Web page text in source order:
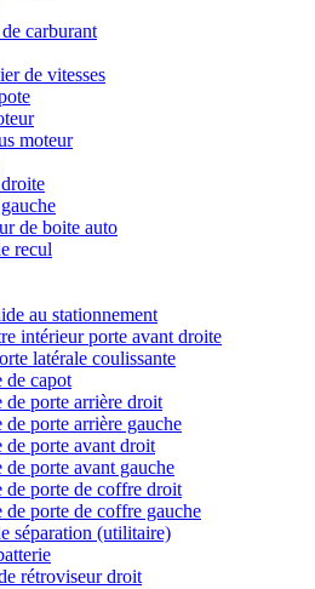
carburant
de vitesses
moteur
de boite auto
recul
au stationnement
intérieur porte avant droite
latérale coulissante
de capot
de porte arrière droit
de porte arrière gauche
de porte avant droit
de porte avant gauche
de porte de coffre droit
de porte de coffre gauche
séparation (utilitaire)
rétroviseur droit